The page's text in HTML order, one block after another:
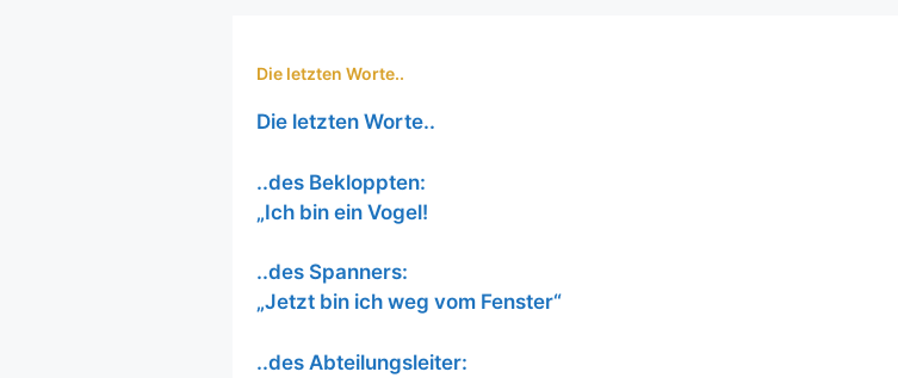
Die letzten Worte..
Die letzten Worte..
..des Bekloppten:
„Ich bin ein Vogel!
..des Spanners:
„Jetzt bin ich weg vom Fenster“
..des Abteilungsleiter: